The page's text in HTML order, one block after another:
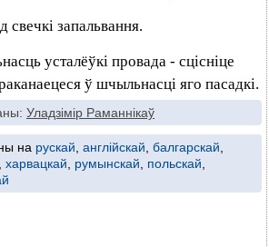
запальвання.
усталёўкі провада - сцісніце
ў шчыльнасці яго пасадкі.
Уладзімір Раманнікаў
на рускай англійскай балгарскай
харвацкай румынскай польскай